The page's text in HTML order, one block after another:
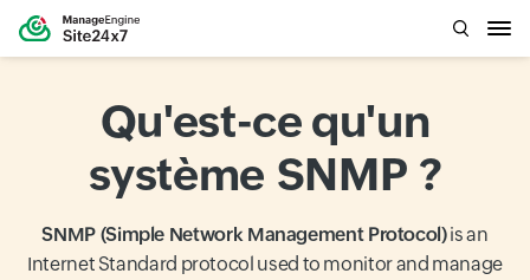
Qu'est-ce qu'un
système SNMP ?
SNMP (Simple Network Management Protocol)is an
Internet Standard protocol used to monitor and manage